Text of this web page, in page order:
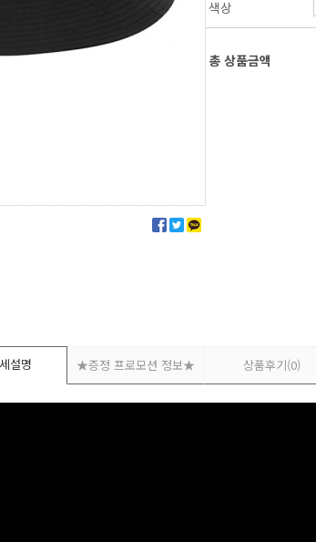
색상
총 상품금액
설명 ★증정 프로모션 정보★ 상품후기(0)